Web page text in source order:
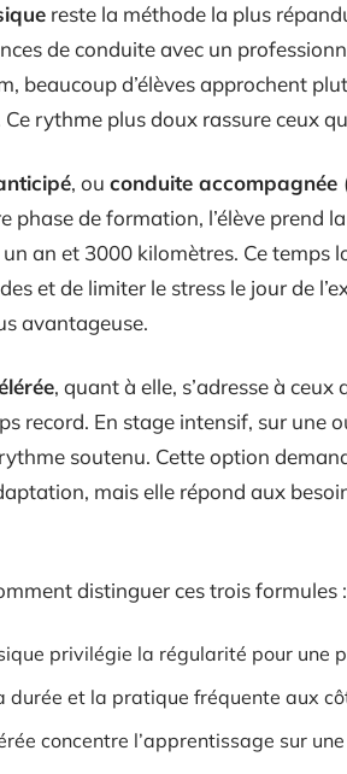
reste la méthode la plus
de conduite avec un
beaucoup d’élèves approchent
rythme plus doux rassure ceux
, ou conduite accompagnée
phase de formation, l’élève prend
an et 3000 kilomètres. Ce temps
et de limiter le stress le jour de
avantageuse.
, quant à elle, s’adresse à
record. En stage intensif, sur une
soutenu. Cette option
mais elle répond aux
distinguer ces trois formules :
privilégie la régularité pour une
durée et la pratique fréquente aux
concentre l’apprentissage sur